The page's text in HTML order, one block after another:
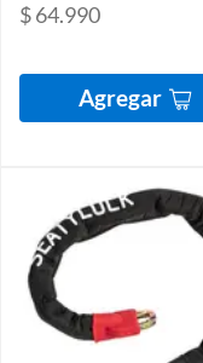
$ 64.990
Agregar